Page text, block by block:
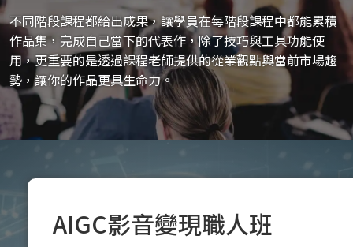
不同階段課程都給出成果，讓學員在每階段課程中都能累積
作品集，完成自己當下的代表作，除了技巧與工具功能使
用，更重要的是透過課程老師提供的從業觀點與當前市場趨
勢，讓你的作品更具生命力。
AIGC影音變現職人班